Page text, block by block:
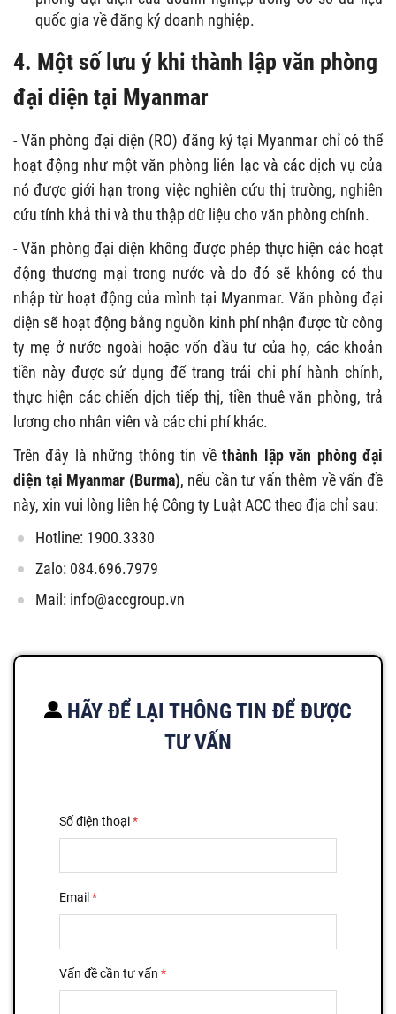
quốc gia về đăng ký doanh nghiệp.
4. Một số lưu ý khi thành lập văn phòng
đại diện tại Myanmar
- Văn phòng đại diện (RO) đăng ký tại Myanmar chỉ có thể
hoạt động như một văn phòng liên lạc và các dịch vụ của
nó được giới hạn trong việc nghiên cứu thị trường, nghiên
cứu tính khả thi và thu thập dữ liệu cho văn phòng chính.
- Văn phòng đại diện không được phép thực hiện các hoạt
động thương mại trong nước và do đó sẽ không có thu
nhập từ hoạt động của mình tại Myanmar. Văn phòng đại
diện ​​sẽ hoạt động bằng nguồn kinh phí nhận được từ công
ty mẹ ở nước ngoài hoặc vốn đầu tư của họ, các khoản
tiền này được sử dụng để trang trải chi phí hành chính,
thực hiện các chiến dịch tiếp thị, tiền thuê văn phòng, trả
lương cho nhân viên và các chi phí khác.
Trên đây là những thông tin vềthành lập văn phòng đại
diện tại Myanmar (Burma), nếu cần tư vấn thêm về vấn đề
này, xin vui lòng liên hệ Công ty Luật ACC theo địa chỉ sau:
Hotline: 1900.3330
Zalo: 084.696.7979
Mail: info@accgroup.vn
HÃY ĐỂ LẠI THÔNG TIN ĐỂ ĐƯỢC
TƯ VẤN